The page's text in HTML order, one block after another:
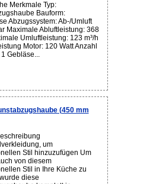
Merkmale Typ:
Bauform:
Abzugssystem: Ab-/Umluft
Maximale Abluftleistung: 368
Umluftleistung: 123 m³/h
Motor: 120 Watt Anzahl
Gebläse...
(450 mm
um
Stil hinzuzufügen Um
von diesem
Stil in Ihre Küche zu
diese